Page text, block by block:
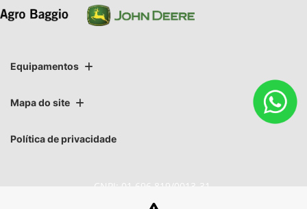
Equipamentos
Mapa do site
Política de privacidade
CNPJ: 01.696.819/0013-31